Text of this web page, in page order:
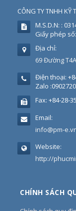
CÔNG TY TNHH KỸ
M.S.D.N: :
Giấy phép
Địa chỉ:
69 Đường
Điện thoại:
Zalo
Fax: +84-28-
Email:
info@pm-
Website:
http://
CHÍNH SÁCH